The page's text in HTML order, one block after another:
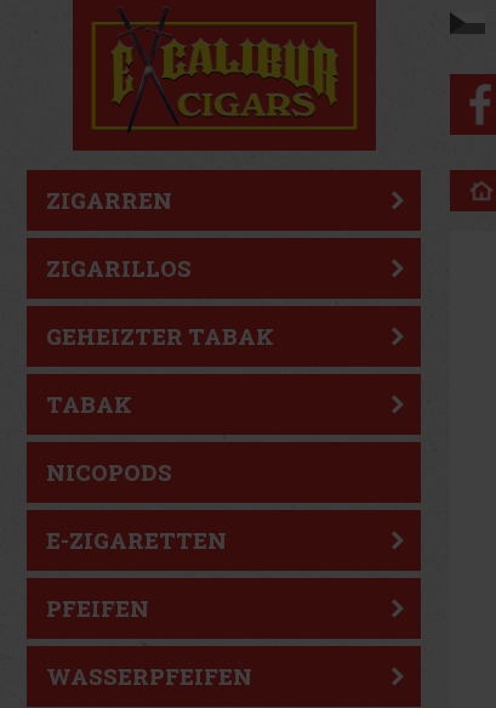
ZIGARREN
ZIGARILLOS
GEHEIZTER TABAK
TABAK
NICOPODS
E-ZIGARETTEN
PFEIFEN
WASSERPFEIFEN